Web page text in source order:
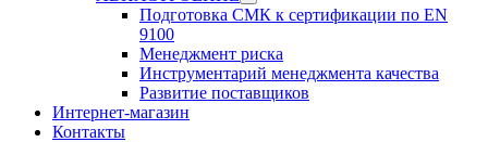
Подготовка СМК к сертификации по EN
9100
Менеджмент риска
Инструментарий менеджмента качества
Развитие поставщиков
Интернет-магазин
Контакты